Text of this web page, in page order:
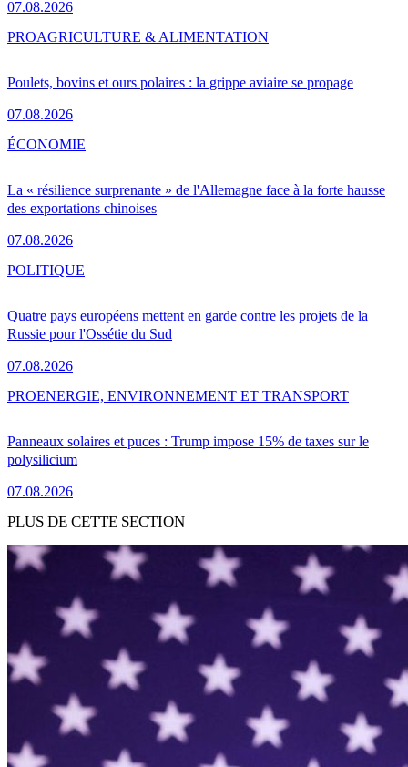
07.08.2026
Poulets, bovins et ours polaires : la grippe aviaire se propage
07.08.2026
PROAGRICULTURE & ALIMENTATION
La « résilience surprenante » de l'Allemagne face à la forte hausse
des exportations chinoises
07.08.2026
ÉCONOMIE
Quatre pays européens mettent en garde contre les projets de la
Russie pour l'Ossétie du Sud
07.08.2026
POLITIQUE
Panneaux solaires et puces : Trump impose 15% de taxes sur le
polysilicium
07.08.2026
PROENERGIE, ENVIRONNEMENT ET TRANSPORT
PLUS DE CETTE SECTION